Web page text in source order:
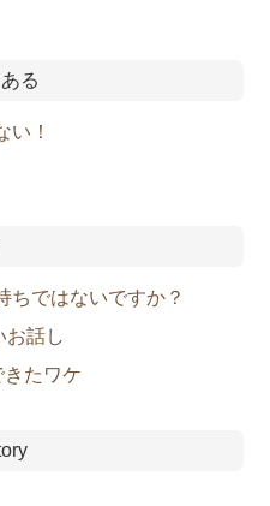
る
い！
ちではないですか？
お話し
たワケ